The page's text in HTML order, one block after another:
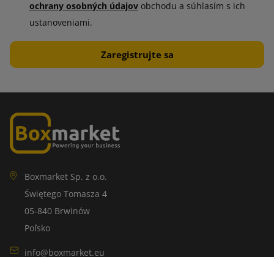
ochrany osobných údajov obchodu a súhlasím s ich
ustanoveniami.
Boxmarket Sp. z o.o.
Świętego Tomasza 4
05-840 Brwinów
Poľsko
info@boxmarket.eu